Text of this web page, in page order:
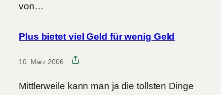
von…
Plus bietet viel Geld für wenig Geld
10. März 2006
Mittlerweile kann man ja die tollsten Dinge